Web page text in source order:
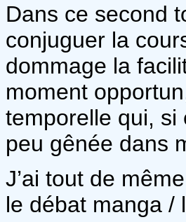
Dans ce second
conjuguer la
dommage la
moment
temporelle qui, si
peu gênée dans
J’ai tout de
le débat manga /